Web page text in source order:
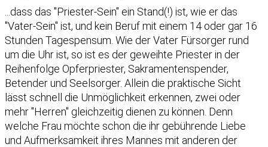
...dass das "Priester-Sein" ein Stand(!) ist, wie er das
"Vater-Sein" ist, und kein Beruf mit einem 14 oder gar 16
Stunden Tagespensum. Wie der Vater Fürsorger rund
um die Uhr ist, so ist es der geweihte Priester in der
Reihenfolge Opferpriester, Sakramentenspender,
Betender und Seelsorger. Allein die praktische Sicht
lässt schnell die Unmöglichkeit erkennen, zwei oder
mehr "Herren" gleichzeitig dienen zu können. Denn
welche Frau möchte schon die ihr gebührende Liebe
und Aufmerksamkeit ihres Mannes mit anderen der